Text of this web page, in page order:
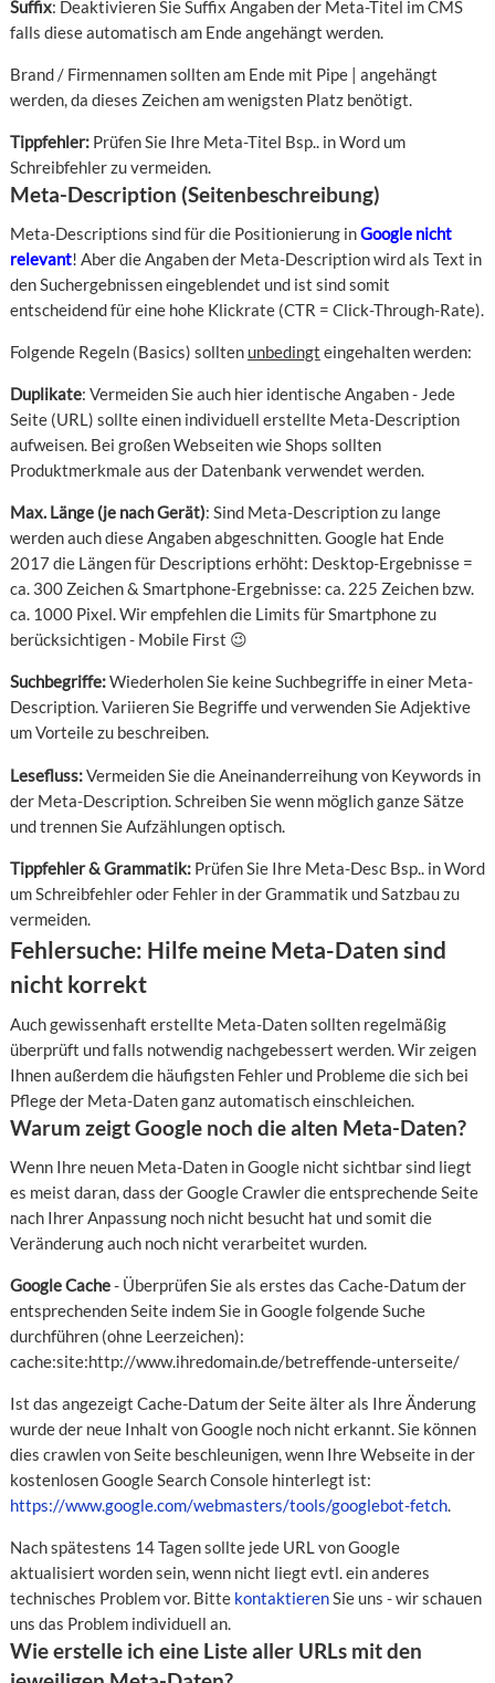
Suffix: Deaktivieren Sie Suffix Angaben der Meta-Titel im CMS
falls diese automatisch am Ende angehängt werden.
Brand / Firmennamen sollten am Ende mit Pipe | angehängt
werden, da dieses Zeichen am wenigsten Platz benötigt.
Tippfehler:Prüfen Sie Ihre Meta-Titel Bsp.. in Word um
Schreibfehler zu vermeiden.
Meta-Description (Seitenbeschreibung)
Meta-Descriptions sind für die Positionierung inGoogle nicht
relevant! Aber die Angaben der Meta-Description wird als Text in
den Suchergebnissen eingeblendet und ist sind somit
entscheidend für eine hohe Klickrate (CTR = Click-Through-Rate).
Folgende Regeln (Basics) sollten unbedingt eingehalten werden:
Duplikate: Vermeiden Sie auch hier identische Angaben - Jede
Seite (URL) sollte einen individuell erstellte Meta-Description
aufweisen. Bei großen Webseiten wie Shops sollten
Produktmerkmale aus der Datenbank verwendet werden.
Max. Länge (je nach Gerät): Sind Meta-Description zu lange
werden auch diese Angaben abgeschnitten. Google hat Ende
2017 die Längen für Descriptions erhöht: Desktop-Ergebnisse =
ca. 300 Zeichen & Smartphone-Ergebnisse: ca. 225 Zeichen bzw.
ca. 1000 Pixel. Wir empfehlen die Limits für Smartphone zu
berücksichtigen - Mobile First 😉
Suchbegriffe:Wiederholen Sie keine Suchbegriffe in einer Meta-
Description. Variieren Sie Begriffe und verwenden Sie Adjektive
um Vorteile zu beschreiben.
Lesefluss:Vermeiden Sie die Aneinanderreihung von Keywords in
der Meta-Description. Schreiben Sie wenn möglich ganze Sätze
und trennen Sie Aufzählungen optisch.
Tippfehler & Grammatik:Prüfen Sie Ihre Meta-Desc Bsp.. in Word
um Schreibfehler oder Fehler in der Grammatik und Satzbau zu
vermeiden.
Fehlersuche: Hilfe meine Meta-Daten sind
nicht korrekt
Auch gewissenhaft erstellte Meta-Daten sollten regelmäßig
überprüft und falls notwendig nachgebessert werden. Wir zeigen
Ihnen außerdem die häufigsten Fehler und Probleme die sich bei
Pflege der Meta-Daten ganz automatisch einschleichen.
Warum zeigt Google noch die alten Meta-Daten?
Wenn Ihre neuen Meta-Daten in Google nicht sichtbar sind liegt
es meist daran, dass der Google Crawler die entsprechende Seite
nach Ihrer Anpassung noch nicht besucht hat und somit die
Veränderung auch noch nicht verarbeitet wurden.
Google Cache- Überprüfen Sie als erstes das Cache-Datum der
entsprechenden Seite indem Sie in Google folgende Suche
durchführen (ohne Leerzeichen):
cache:site:http://www.ihredomain.de/betreffende-unterseite/
Ist das angezeigt Cache-Datum der Seite älter als Ihre Änderung
wurde der neue Inhalt von Google noch nicht erkannt. Sie können
dies crawlen von Seite beschleunigen, wenn Ihre Webseite in der
kostenlosen Google Search Console hinterlegt ist:
https://www.google.com/webmasters/tools/googlebot-fetch.
Nach spätestens 14 Tagen sollte jede URL von Google
aktualisiert worden sein, wenn nicht liegt evtl. ein anderes
technisches Problem vor. Bitte kontaktierenSie uns - wir schauen
uns das Problem individuell an.
Wie erstelle ich eine Liste aller URLs mit den